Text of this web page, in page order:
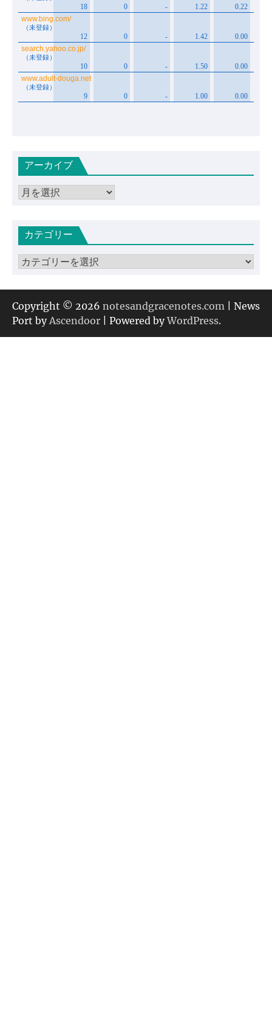
アーカイブ
ア
イカテゴリー
カ
ゴ
リ
ー
Copyright © 2026 notesandgracenotes.com | News
Port by Ascendoor | Powered byWordPress.